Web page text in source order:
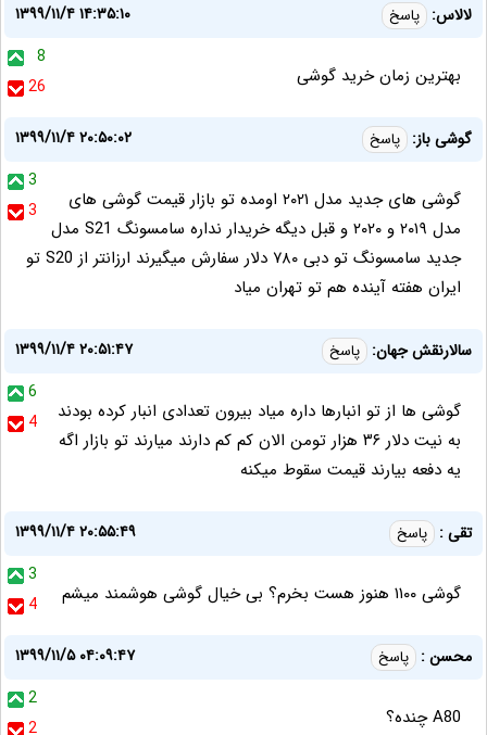
لالاس: پاسخ
۱۳۹۹/۱۱/۴ ۱۴:۳۵:۱۰
8
26
بهترین زمان خرید گوشی
گوشی باز: پاسخ
۱۳۹۹/۱۱/۴ ۲۰:۵۰:۰۲
3
3
گوشی های جدید مدل ۲۰۲۱ اومده تو بازار قیمت گوشی های
مدل ۲۰۱۹ و ۲۰۲۰ و قبل دیگه خریدار نداره سامسونگ S21 مدل
جدید سامسونگ تو دبی ۷۸۰ دلار سفارش میگیرند ارزانتر از S20 تو
ایران هفته آینده هم تو تهران میاد
سالارنقش جهان: پاسخ
۱۳۹۹/۱۱/۴ ۲۰:۵۱:۴۷
6
4
گوشی ها از تو انبارها داره میاد بیرون تعدادی انبار کرده بودند
به نیت دلار ۳۶ هزار تومن الان کم کم دارند میارند تو بازار اگه
یه دفعه بیارند قیمت سقوط میکنه
تقی : پاسخ
۱۳۹۹/۱۱/۴ ۲۰:۵۵:۴۹
3
4
گوشی ۱۱۰۰ هنوز هست بخرم؟ بی خیال گوشی هوشمند میشم
محسن : پاسخ
۱۳۹۹/۱۱/۵ ۰۴:۰۹:۴۷
2
2
A80 چنده؟